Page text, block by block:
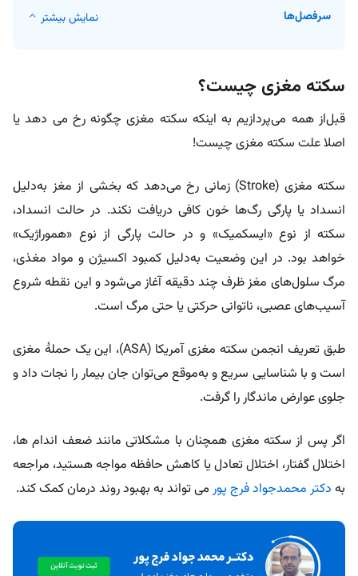
سرفصل‌ها نمایش بیشتر
سکته مغزی چیست؟
قبل‌از همه می‌پردازیم به اینکه سکته مغزی چگونه رخ می دهد یا
اصلا علت سکته مغزی چیست!
سکته مغزی (Stroke) زمانی رخ می‌دهد که بخشی از مغز به‌دلیل
انسداد یا پارگی رگ‌ها خون کافی دریافت نکند. در حالت انسداد،
سکته از نوع «ایسکمیک» و در حالت پارگی از نوع «هموراژیک»
خواهد بود. در این وضعیت به‌دلیل کمبود اکسیژن و مواد مغذی،
مرگ سلول‌های مغز ظرف چند دقیقه آغاز می‌شود و این نقطه شروع
آسیب‌های عصبی، ناتوانی حرکتی یا حتی مرگ است.
طبق تعریف انجمن سکته مغزی آمریکا (ASA)، این یک حملۀ مغزی
است و با شناسایی سریع و به‌موقع می‌توان جان بیمار را نجات داد و
جلوی عوارض ماندگار را گرفت.
اگر پس از سکته مغزی همچنان با مشکلاتی مانند ضعف اندام‌ ها،
اختلال گفتار، اختلال تعادل یا کاهش حافظه مواجه هستید، مراجعه
به دکتر محمدجواد فرج‌ پور می‌ تواند به بهبود روند درمان کمک کند.